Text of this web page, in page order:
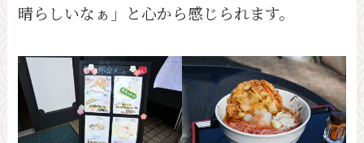
晴らしいなぁ」と心から感じられます。